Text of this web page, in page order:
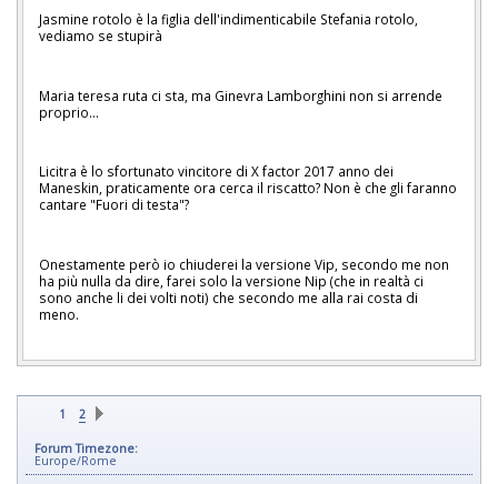
Jasmine rotolo è la figlia dell'indimenticabile Stefania rotolo,
vediamo se stupirà
Maria teresa ruta ci sta, ma Ginevra Lamborghini non si arrende
proprio...
Licitra è lo sfortunato vincitore di X factor 2017 anno dei
Maneskin, praticamente ora cerca il riscatto? Non è che gli faranno
cantare "Fuori di testa"?
Onestamente però io chiuderei la versione Vip, secondo me non
ha più nulla da dire, farei solo la versione Nip (che in realtà ci
sono anche li dei volti noti) che secondo me alla rai costa di
meno.
1 2
Forum Timezone:
Europe/Rome